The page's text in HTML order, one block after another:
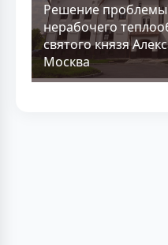
Решение проблемы
нерабочего
святого князя
Москва